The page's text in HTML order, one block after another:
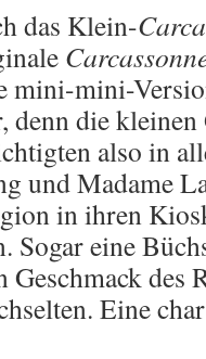
das Klein-
mini-mini-
denn die kleinen
also in
und Madame
in ihren
Sogar eine
des
Eine